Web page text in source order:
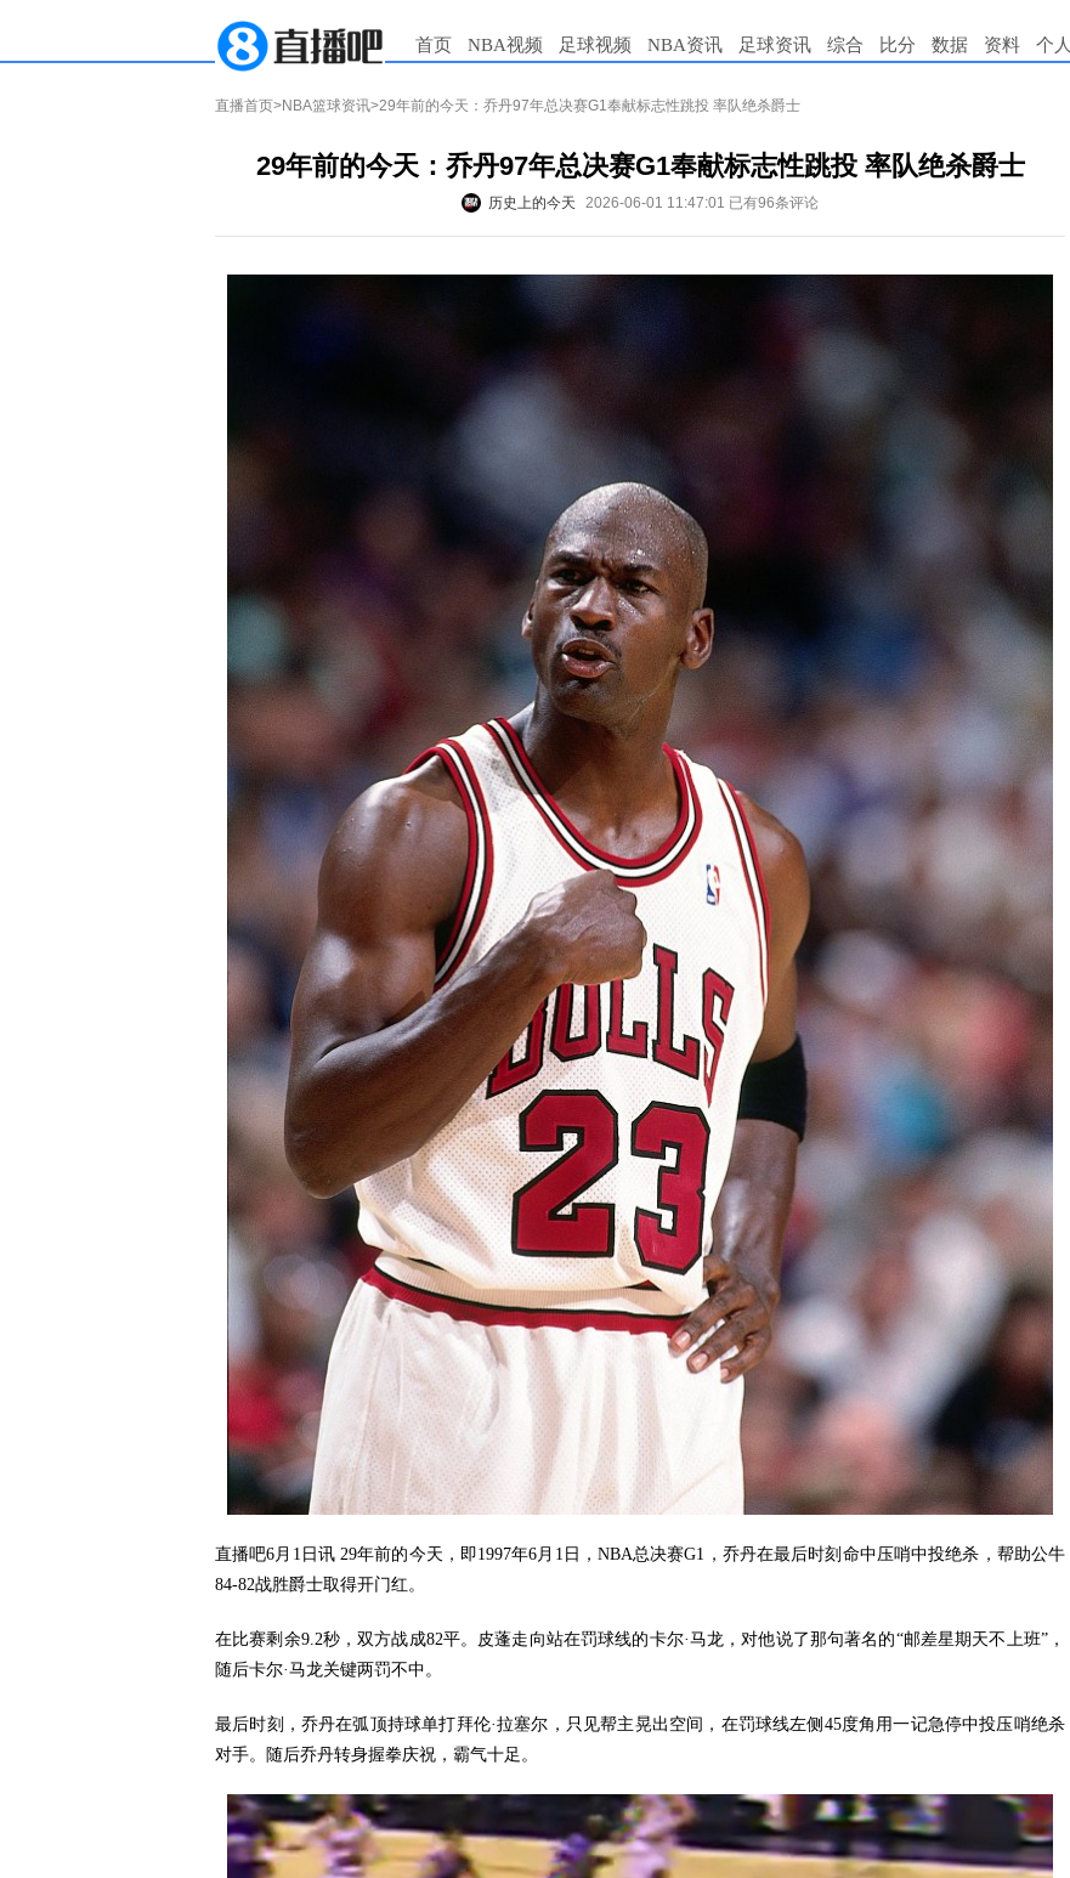
首页 NBA视频 足球视频 NBA资讯 足球资讯 综合 比分 数据 资料 个人
直播首页>NBA篮球资讯>29年前的今天：乔丹97年总决赛G1奉献标志性跳投 率队绝杀爵士
29年前的今天：乔丹97年总决赛G1奉献标志性跳投 率队绝杀爵士
历史上的今天 2026-06-01 11:47:01 已有96条评论
直播吧6月1日讯 29年前的今天，即1997年6月1日，NBA总决赛G1，乔丹在最后时刻命中压哨中投绝杀，帮助公牛
84-82战胜爵士取得开门红。
在比赛剩余9.2秒，双方战成82平。皮蓬走向站在罚球线的卡尔·马龙，对他说了那句著名的“邮差星期天不上班”，
随后卡尔·马龙关键两罚不中。
最后时刻，乔丹在弧顶持球单打拜伦·拉塞尔，只见帮主晃出空间，在罚球线左侧45度角用一记急停中投压哨绝杀
对手。随后乔丹转身握拳庆祝，霸气十足。